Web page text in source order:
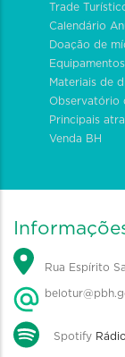
Trade
Calendário
Doação de
Materiais de
Observatório
Principais
Venda BH
Rua Espírito
Spotify